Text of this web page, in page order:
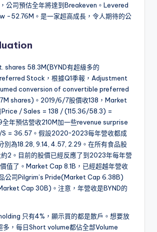
公司預估全年將達到Breakeven。Levered
-52.76M。是一家超高成長，令人期待的公
shares 58.3M(BYND有超級多的
Stock，根據Q1季報，Adjustment
conversion of convertible preferred
shares)。2019/6/7股價收138，Market
Price / Sales = 138 / (115.36/58.3) =
年預估營收210M加一些revenue surprise
= 36.57。假設2020~2023每年營收都成
別為18.28, 9.14, 4.57, 2.29。在所有食品股
2。目前的股價已經反應了到2023年每年營
值了。Market Cap 8.1B，已經超越年營收
公司Pilgrim’s Pride(Market Cap 6.38B)
Cap 30B)。注意，年營收是BYND的
只有4%，顯示買的都是散戶。想要放
多，每日Short volume都佔全部Volume